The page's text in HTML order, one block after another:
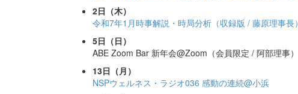
2日（木）
令和7年1月時事解説・時局分析（収録版 / 藤原理事長）
5日（日）
ABE Zoom Bar 新年会@Zoom（会員限定 / 阿部理事）
13日（月）
NSPウェルネス・ラジオ036 感動の連続@小浜